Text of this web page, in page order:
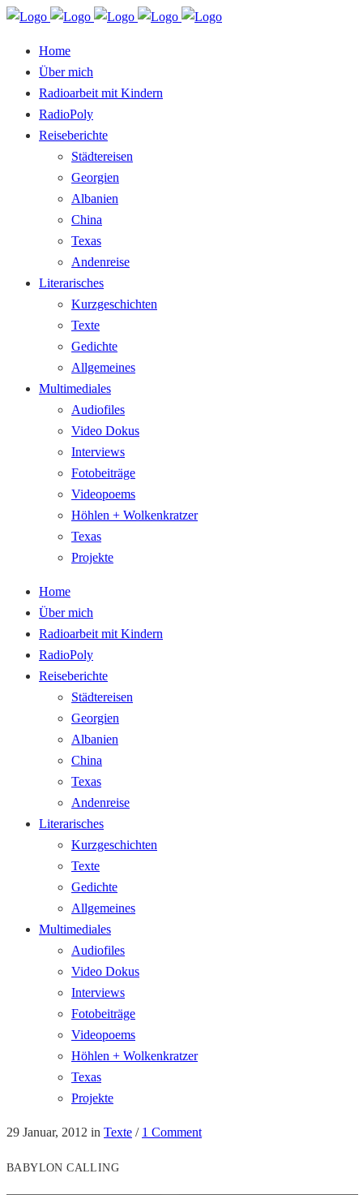
Home
Über mich
Radioarbeit mit Kindern
RadioPoly
Reiseberichte
Städtereisen
Georgien
Albanien
China
Texas
Andenreise
Literarisches
Kurzgeschichten
Texte
Gedichte
Allgemeines
Multimediales
Audiofiles
Video Dokus
Interviews
Fotobeiträge
Videopoems
Höhlen + Wolkenkratzer
Texas
Projekte
Home
Über mich
Radioarbeit mit Kindern
RadioPoly
Reiseberichte
Städtereisen
Georgien
Albanien
China
Texas
Andenreise
Literarisches
Kurzgeschichten
Texte
Gedichte
Allgemeines
Multimediales
Audiofiles
Video Dokus
Interviews
Fotobeiträge
Videopoems
Höhlen + Wolkenkratzer
Texas
Projekte
29 Januar, 2012 in Texte / 1 Comment
BABYLON CALLING